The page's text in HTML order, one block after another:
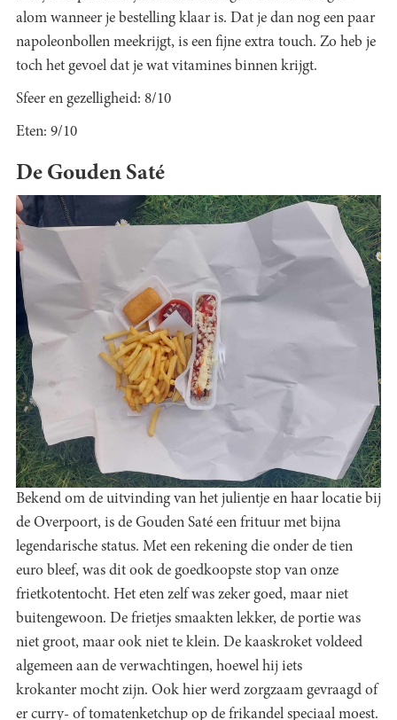
alom wanneer je bestelling klaar is. Dat je dan nog een paar
napoleonbollen meekrijgt, is een fijne extra touch. Zo heb je
toch het gevoel dat je wat vitamines binnen krijgt.
Sfeer en gezelligheid: 8/10
Eten: 9/10
De Gouden Saté
Bekend om de uitvinding van het julientje en haar locatie bij
de Overpoort, is de Gouden Saté een frituur met bijna
legendarische status. Met een rekening die onder de tien
euro bleef, was dit ook de goedkoopste stop van onze
frietkotentocht. Het eten zelf was zeker goed, maar niet
buitengewoon. De frietjes smaakten lekker, de portie was
niet groot, maar ook niet te klein. De kaaskroket voldeed
algemeen aan de verwachtingen, hoewel hij iets
krokanter mocht zijn. Ook hier werd zorgzaam gevraagd of
er curry- of tomatenketchup op de frikandel speciaal moest.